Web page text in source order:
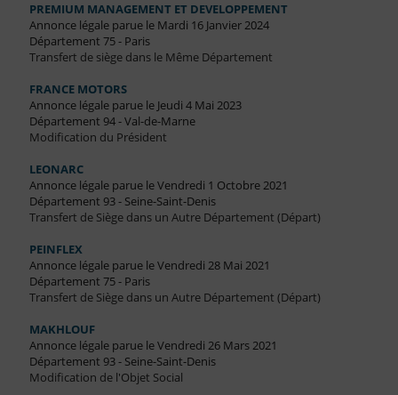
PREMIUM MANAGEMENT ET DEVELOPPEMENT
Annonce légale parue le Mardi 16 Janvier 2024
Département 75 - Paris
Transfert de siège dans le Même Département
FRANCE MOTORS
Annonce légale parue le Jeudi 4 Mai 2023
Département 94 - Val-de-Marne
Modification du Président
LEONARC
Annonce légale parue le Vendredi 1 Octobre 2021
Département 93 - Seine-Saint-Denis
Transfert de Siège dans un Autre Département (Départ)
PEINFLEX
Annonce légale parue le Vendredi 28 Mai 2021
Département 75 - Paris
Transfert de Siège dans un Autre Département (Départ)
MAKHLOUF
Annonce légale parue le Vendredi 26 Mars 2021
Département 93 - Seine-Saint-Denis
Modification de l'Objet Social